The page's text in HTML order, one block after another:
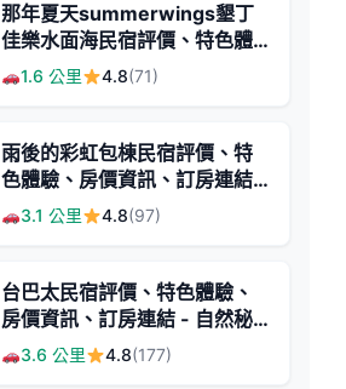
那年夏天summerwings墾丁
佳樂水面海民宿評價、特色體
驗、房價資訊、訂房連結 - 無
1.6 公里 4.8(71)
雨後的彩虹包棟民宿評價、特
色體驗、房價資訊、訂房連結 -
寬敞舒適與親切服務
3.1 公里 4.8(97)
台巴太民宿評價、特色體驗、
房價資訊、訂房連結 - 自然秘
境與親切服務
3.6 公里 4.8(177)